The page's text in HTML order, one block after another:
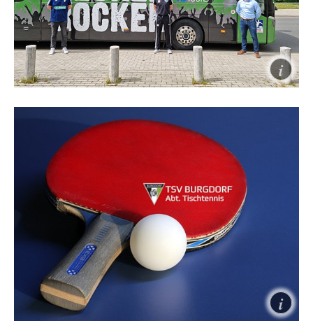
Handball
Handball in der TSV Burgdorf ist viel mehr als "nur
Breitensport". Wir leben Handball, vom kleinsten
Fan, der begeistert einen Ball kennenlernt bis hin
zum jungen Spitzenhandballer, der sich
bestmöglich für die Profis bei den Recken
profilieren möchte.